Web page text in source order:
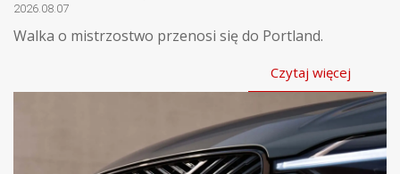
2026.08.07
Walka o mistrzostwo przenosi się do Portland.
Czytaj więcej